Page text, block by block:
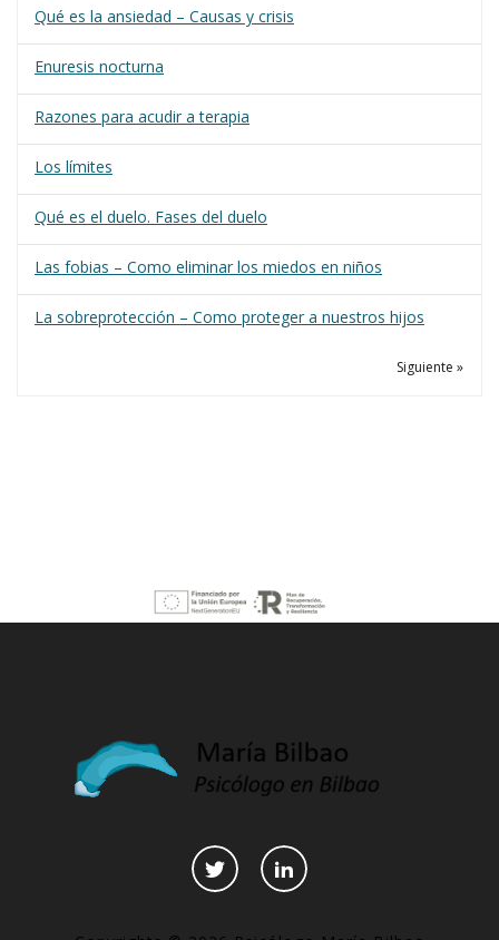
Qué es la ansiedad – Causas y crisis
Enuresis nocturna
Razones para acudir a terapia
Los límites
Qué es el duelo. Fases del duelo
Las fobias – Como eliminar los miedos en niños
La sobreprotección – Como proteger a nuestros hijos
Siguiente »